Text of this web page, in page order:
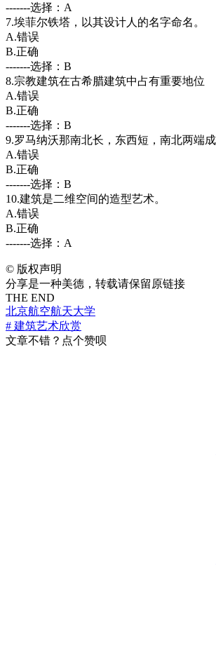
-------选择：A
7.埃菲尔铁塔，以其设计人的名字命名。
A.错误
B.正确
-------选择：B
8.宗教建筑在古希腊建筑中占有重要地位
A.错误
B.正确
-------选择：B
9.罗马纳沃那南北长，东西短，南北两端成
A.错误
B.正确
-------选择：B
10.建筑是二维空间的造型艺术。
A.错误
B.正确
-------选择：A
© 版权声明
分享是一种美德，转载请保留原链接
THE END
北京航空航天大学
# 建筑艺术欣赏
文章不错？点个赞呗